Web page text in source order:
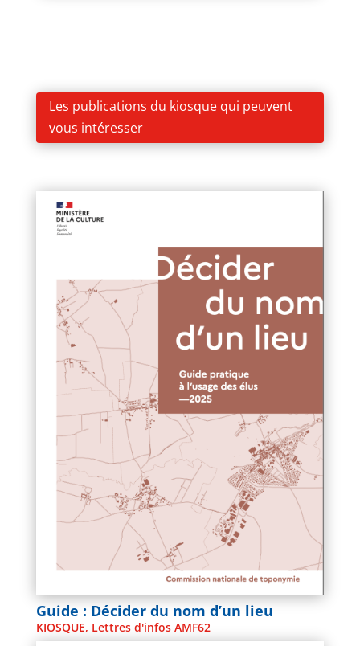
Les publications du kiosque qui peuvent
vous intéresser
Guide : Décider du nom d’un lieu
KIOSQUE, Lettres d'infos AMF62